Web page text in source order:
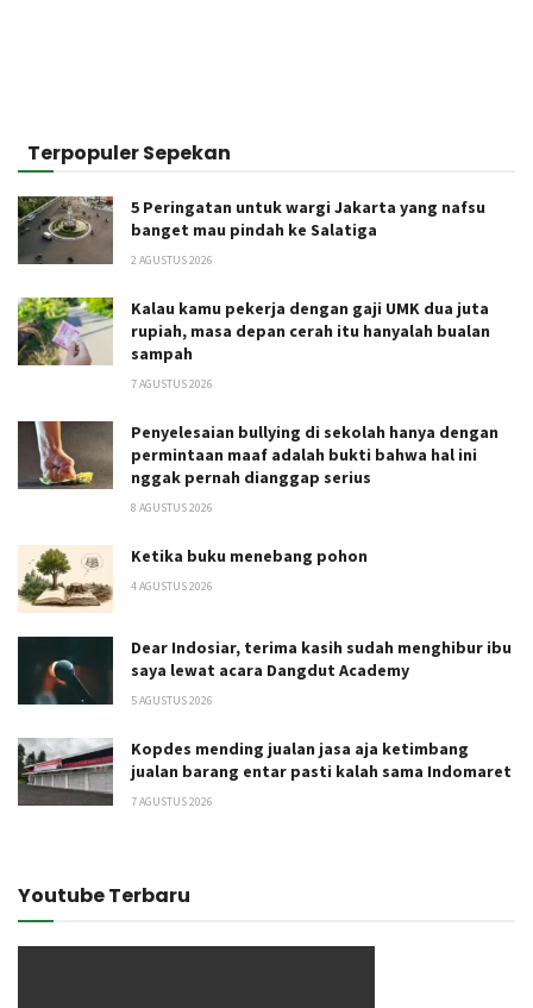
Terpopuler Sepekan
5 Peringatan untuk wargi Jakarta yang nafsu
banget mau pindah ke Salatiga
2 AGUSTUS 2026
Kalau kamu pekerja dengan gaji UMK dua juta
rupiah, masa depan cerah itu hanyalah bualan
sampah
7 AGUSTUS 2026
Penyelesaian bullying di sekolah hanya dengan
permintaan maaf adalah bukti bahwa hal ini
nggak pernah dianggap serius
8 AGUSTUS 2026
Ketika buku menebang pohon
4 AGUSTUS 2026
Dear Indosiar, terima kasih sudah menghibur ibu
saya lewat acara Dangdut Academy
5 AGUSTUS 2026
Kopdes mending jualan jasa aja ketimbang
jualan barang entar pasti kalah sama Indomaret
7 AGUSTUS 2026
Youtube Terbaru